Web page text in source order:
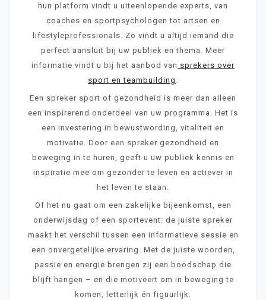
hun platform vindt u uiteenlopende experts, van
coaches en sportpsychologen tot artsen en
lifestyleprofessionals. Zo vindt u altijd iemand die
perfect aansluit bij uw publiek en thema. Meer
informatie vindt u bij het aanbod van sprekers over
sport en teambuilding .
Een spreker sport of gezondheid is meer dan alleen
een inspirerend onderdeel van uw programma. Het is
een investering in bewustwording, vitaliteit en
motivatie. Door een spreker gezondheid en
beweging in te huren, geeft u uw publiek kennis en
inspiratie mee om gezonder te leven en actiever in
het leven te staan.
Of het nu gaat om een zakelijke bijeenkomst, een
onderwijsdag of een sportevent: de juiste spreker
maakt het verschil tussen een informatieve sessie en
een onvergetelijke ervaring. Met de juiste woorden,
passie en energie brengen zij een boodschap die
blijft hangen – en die motiveert om in beweging te
komen, letterlijk én figuurlijk.